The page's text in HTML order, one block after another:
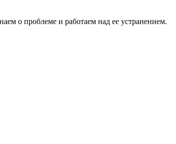
о проблеме и работаем над ее устранением.